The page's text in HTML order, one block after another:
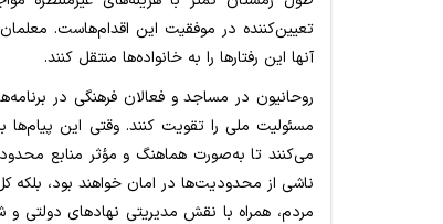
تعیین‌کننده در موفقیت این اقدام‌هاست.
آنها این رفتارها را به خانواده‌ها منتقل کنند.
روحانیون در مساجد و فعالان فرهنگی در
مسئولیت ملی را تقویت کنند. وقتی این پیام‌ها
می‌کنند تا به‌صورت هماهنگ و مؤثر منابع محدود
ناشی از محدودیت‌ها در امان خواهند بود، بلکه
مردم، همراه با نقش مدیریتی نهادهای دولتی و